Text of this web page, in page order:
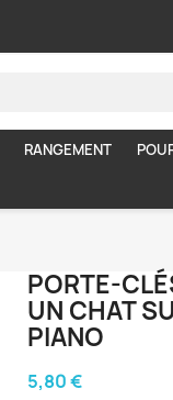
RANGEMENT
PORTE-
UN CHAT
PIANO
5,80 €